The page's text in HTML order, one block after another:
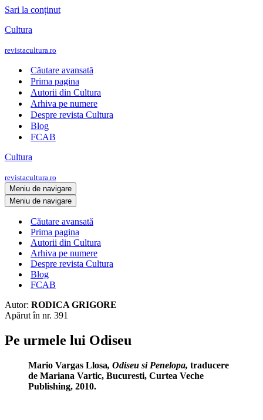
Sari la conținut
Cultura
revistacultura.ro
Căutare avansată
Prima pagina
Autorii din Cultura
Arhiva pe numere
Despre revista Cultura
Blog
FCAB
Cultura
revistacultura.ro
Meniu de navigare
Meniu de navigare
Căutare avansată
Prima pagina
Autorii din Cultura
Arhiva pe numere
Despre revista Cultura
Blog
FCAB
Autor: RODICA GRIGORE
Apărut în nr. 391
Pe urmele lui Odiseu
Mario Vargas Llosa, Odiseu si Penelopa, traducere
de Mariana Vartic, Bucuresti, Curtea Veche
Publishing, 2010.